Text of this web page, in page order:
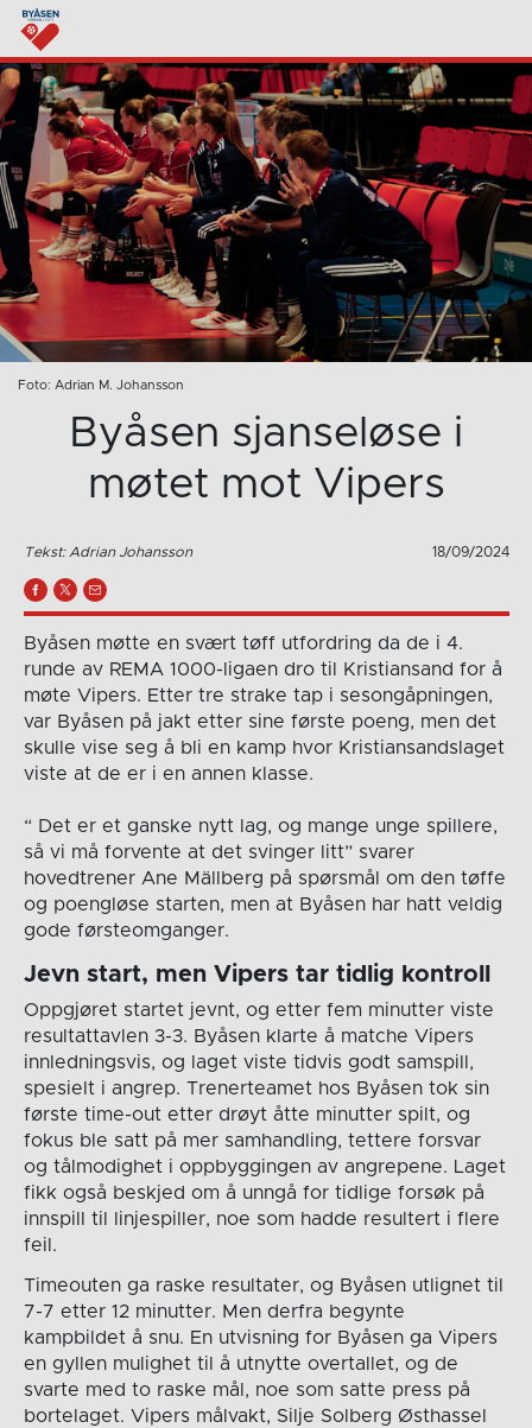
Foto: Adrian M. Johansson
Byåsen sjanseløse i
møtet mot Vipers
Tekst: Adrian Johansson 18/09/2024
Byåsen møtte en svært tøff utfordring da de i 4.
runde av REMA 1000-ligaen dro til Kristiansand for å
møte Vipers. Etter tre strake tap i sesongåpningen,
var Byåsen på jakt etter sine første poeng, men det
skulle vise seg å bli en kamp hvor Kristiansandslaget
viste at de er i en annen klasse.
“ Det er et ganske nytt lag, og mange unge spillere,
så vi må forvente at det svinger litt” svarer
hovedtrener Ane Mällberg på spørsmål om den tøffe
og poengløse starten, men at Byåsen har hatt veldig
gode førsteomganger.
Jevn start, men Vipers tar tidlig kontroll
Oppgjøret startet jevnt, og etter fem minutter viste
resultattavlen 3-3. Byåsen klarte å matche Vipers
innledningsvis, og laget viste tidvis godt samspill,
spesielt i angrep. Trenerteamet hos Byåsen tok sin
første time-out etter drøyt åtte minutter spilt, og
fokus ble satt på mer samhandling, tettere forsvar
og tålmodighet i oppbyggingen av angrepene. Laget
fikk også beskjed om å unngå for tidlige forsøk på
innspill til linjespiller, noe som hadde resultert i flere
feil.
Timeouten ga raske resultater, og Byåsen utlignet til
7-7 etter 12 minutter. Men derfra begynte
kampbildet å snu. En utvisning for Byåsen ga Vipers
en gyllen mulighet til å utnytte overtallet, og de
svarte med to raske mål, noe som satte press på
bortelaget. Vipers målvakt, Silje Solberg Østhassel